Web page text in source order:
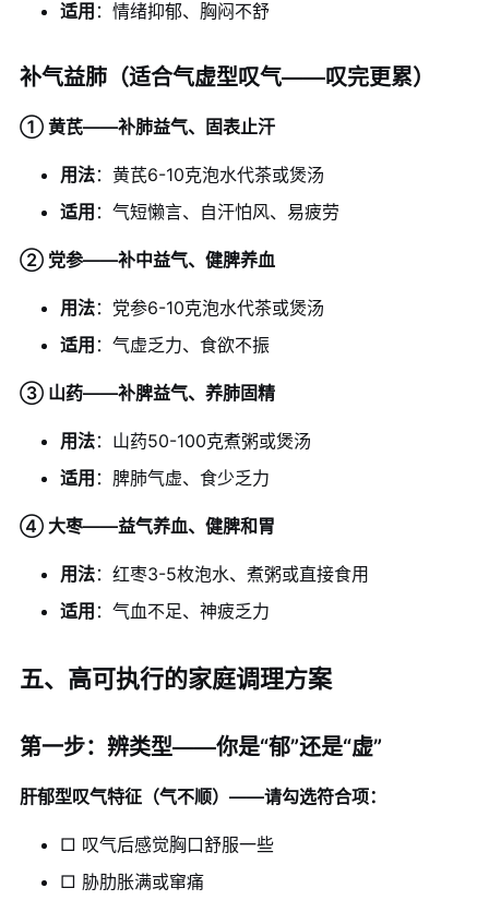
适用 ：情绪抑郁、胸闷不舒
补气益肺（适合气虚型叹气——叹完更累）
① 黄芪——补肺益气、固表止汗
用法：黄芪6-10克泡水代茶或煲汤
适用 ：气短懒言、自汗怕风、易疲劳
② 党参——补中益气、健脾养血
用法：党参6-10克泡水代茶或煲汤
适用 ：气虚乏力、食欲不振
③ 山药——补脾益气、养肺固精
用法：山药50-100克煮粥或煲汤
适用 ：脾肺气虚、食少乏力
④ 大枣——益气养血、健脾和胃
用法：红枣3-5枚泡水、煮粥或直接食用
适用 ：气血不足、神疲乏力
五、高可执行的家庭调理方案
第一步：辨类型——你是“郁”还是“虚”
肝郁型叹气特征（气不顺）——请勾选符合项：
□ 叹气后感觉胸口舒服一些
□ 胁肋胀满或窜痛